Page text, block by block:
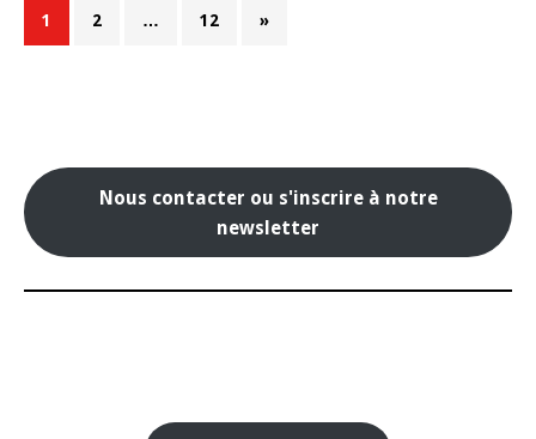
1 2 … 12 »
Nous contacter ou s'inscrire à notre
newsletter